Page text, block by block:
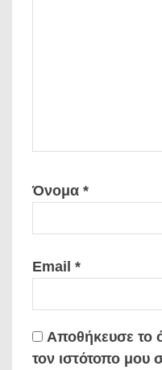
Όνομα *
Email *
Αποθήκευσε το
τον ιστότοπο μου